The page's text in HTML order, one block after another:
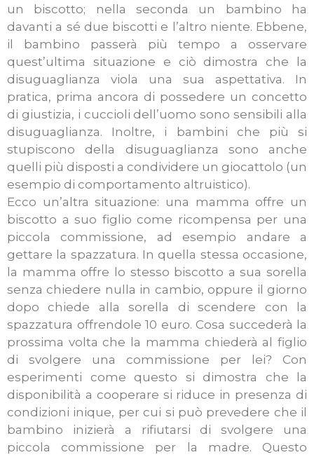
un biscotto; nella seconda un bambino ha
davanti a sé due biscotti e l’altro niente. Ebbene,
il bambino passerà più tempo a osservare
quest’ultima situazione e ciò dimostra che la
disuguaglianza viola una sua aspettativa. In
pratica, prima ancora di possedere un concetto
di giustizia, i cuccioli dell’uomo sono sensibili alla
disuguaglianza. Inoltre, i bambini che più si
stupiscono della disuguaglianza sono anche
quelli più disposti a condividere un giocattolo (un
esempio di comportamento altruistico).
Ecco un’altra situazione: una mamma offre un
biscotto a suo figlio come ricompensa per una
piccola commissione, ad esempio andare a
gettare la spazzatura. In quella stessa occasione,
la mamma offre lo stesso biscotto a sua sorella
senza chiedere nulla in cambio, oppure il giorno
dopo chiede alla sorella di scendere con la
spazzatura offrendole 10 euro. Cosa succederà la
prossima volta che la mamma chiederà al figlio
di svolgere una commissione per lei? Con
esperimenti come questo si dimostra che la
disponibilità a cooperare si riduce in presenza di
condizioni inique, per cui si può prevedere che il
bambino inizierà a rifiutarsi di svolgere una
piccola commissione per la madre. Questo